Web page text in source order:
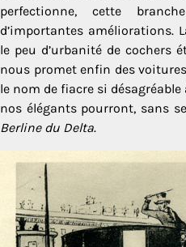
perfectionne, cette
d’importantes améliorations.
le peu d’urbanité de cochers
nous promet enfin des
le nom de fiacre si
nos élégants pourront, sans
Berline du Delta.